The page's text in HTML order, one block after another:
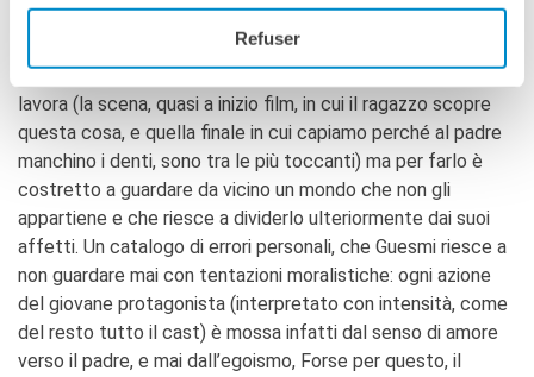
Refuser
sessuali) e indifferenti. Ibrahim è un “buono” che in fondo
vuole solo che il padre possa sfoggiare un sorriso
smagliante davanti ai ricchi clienti del ristorante dove
lavora (la scena, quasi a inizio film, in cui il ragazzo scopre
questa cosa, e quella finale in cui capiamo perché al padre
manchino i denti, sono tra le più toccanti) ma per farlo è
costretto a guardare da vicino un mondo che non gli
appartiene e che riesce a dividerlo ulteriormente dai suoi
affetti. Un catalogo di errori personali, che Guesmi riesce a
non guardare mai con tentazioni moralistiche: ogni azione
del giovane protagonista (interpretato con intensità, come
del resto tutto il cast) è mossa infatti dal senso di amore
verso il padre, e mai dall’egoismo, Forse per questo, il